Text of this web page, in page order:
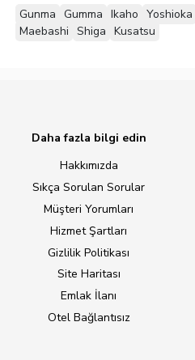
Gunma Gumma Ikaho Yoshioka
Maebashi Shiga Kusatsu
Daha fazla bilgi edin
Hakkımızda
Sıkça Sorulan Sorular
Müşteri Yorumları
Hizmet Şartları
Gizlilik Politikası
Site Haritası
Emlak İlanı
Otel Bağlantısız